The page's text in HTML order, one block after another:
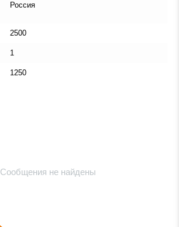
Россия
2500
1
1250
Сообщения не найдены